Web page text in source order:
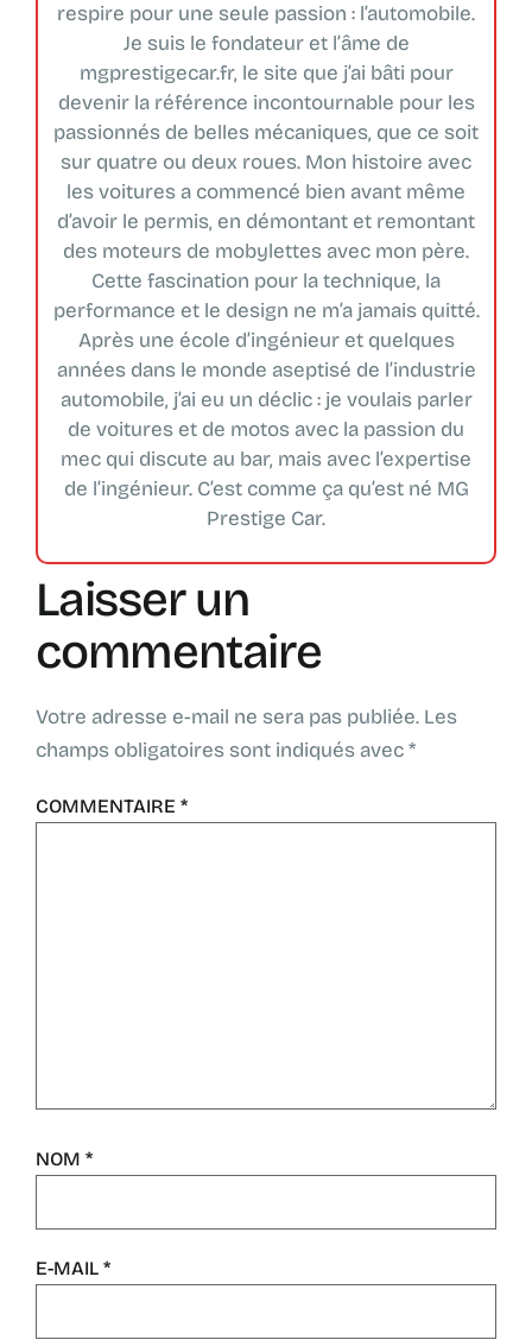
respire pour une seule passion : l’automobile.
Je suis le fondateur et l’âme de
mgprestigecar.fr, le site que j’ai bâti pour
devenir la référence incontournable pour les
passionnés de belles mécaniques, que ce soit
sur quatre ou deux roues. Mon histoire avec
les voitures a commencé bien avant même
d’avoir le permis, en démontant et remontant
des moteurs de mobylettes avec mon père.
Cette fascination pour la technique, la
performance et le design ne m’a jamais quitté.
Après une école d’ingénieur et quelques
années dans le monde aseptisé de l’industrie
automobile, j’ai eu un déclic : je voulais parler
de voitures et de motos avec la passion du
mec qui discute au bar, mais avec l’expertise
de l’ingénieur. C’est comme ça qu’est né MG
Prestige Car.
Laisser un
commentaire
Votre adresse e-mail ne sera pas publiée. Les
champs obligatoires sont indiqués avec*
COMMENTAIRE *
NOM *
E-MAIL *